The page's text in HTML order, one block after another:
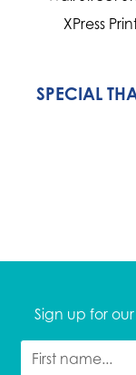
XPress
SPECIAL
Sign up for